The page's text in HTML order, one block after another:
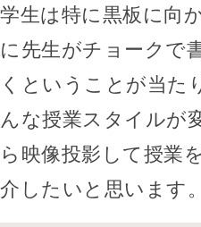
学生は特に黒板に向
に先生がチョークで
くということが当た
んな授業スタイルが
ら映像投影して授業
介したいと思います。